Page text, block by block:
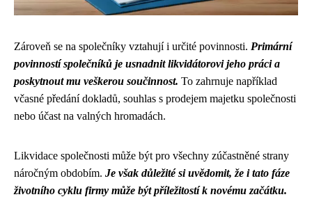
Zároveň se na společníky vztahují i určité povinnosti. Primární
povinností společníků je usnadnit likvidátorovi jeho práci a
poskytnout mu veškerou součinnost. To zahrnuje například
včasné předání dokladů, souhlas s prodejem majetku společnosti
nebo účast na valných hromadách.
Likvidace společnosti může být pro všechny zúčastněné strany
náročným obdobím. Je však důležité si uvědomit, že i tato fáze
životního cyklu firmy může být příležitostí k novému začátku.